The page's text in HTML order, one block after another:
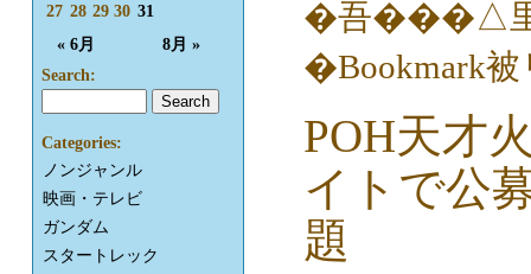
POH天才
イトで公
題
« 6月 8月 »
27 28 29 30 31
Search:
Categories:
ノンジャンル
映画・テレビ
ガンダム
スタートレック